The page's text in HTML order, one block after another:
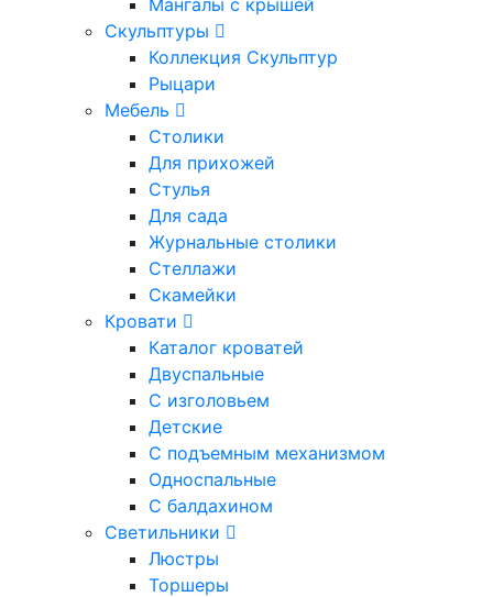
Мангалы с крышей
Скульптуры
Коллекция Скульптур
Рыцари
Мебель
Столики
Для прихожей
Стулья
Для сада
Журнальные столики
Стеллажи
Скамейки
Кровати
Каталог кроватей
Двуспальные
С изголовьем
Детские
С подъемным механизмом
Односпальные
С балдахином
Светильники
Люстры
Торшеры